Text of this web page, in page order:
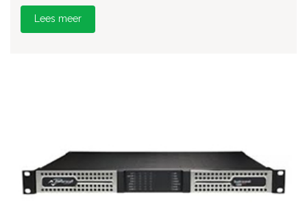
Lees meer